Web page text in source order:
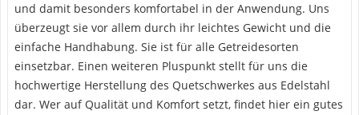
und damit besonders komfortabel in der Anwendung. Uns
überzeugt sie vor allem durch ihr leichtes Gewicht und die
einfache Handhabung. Sie ist für alle Getreidesorten
einsetzbar. Einen weiteren Pluspunkt stellt für uns die
hochwertige Herstellung des Quetschwerkes aus Edelstahl
dar. Wer auf Qualität und Komfort setzt, findet hier ein gutes